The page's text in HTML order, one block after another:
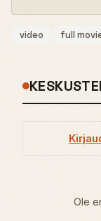
video full
Ole